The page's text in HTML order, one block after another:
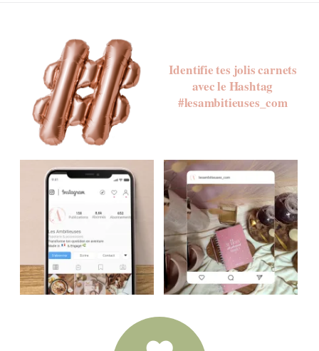
Identifie tes jolis carnets
avec le Hashtag
#lesambitieuses_com